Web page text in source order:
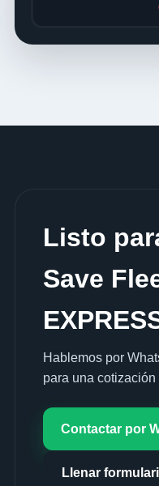
Listo
Save
Hablemos por
para una cotización
Contactar por
Llenar